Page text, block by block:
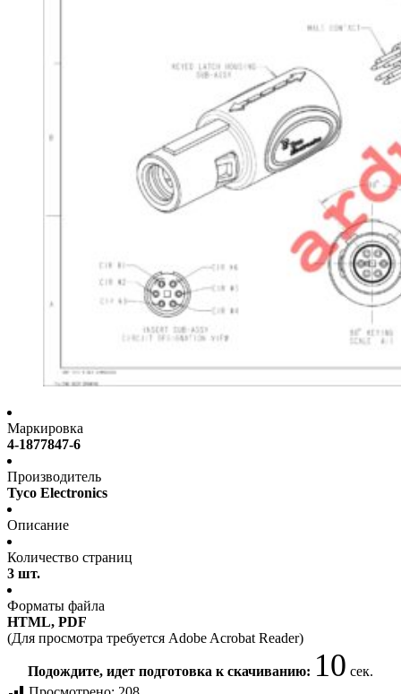
Маркировка
4-1877847-6
Производитель
Tyco Electronics
Описание
Количество страниц
3 шт.
Форматы файла
HTML, PDF
(Для просмотра требуется Adobe Acrobat Reader)
Подождите, идет подготовка к скачиванию: 10 сек.